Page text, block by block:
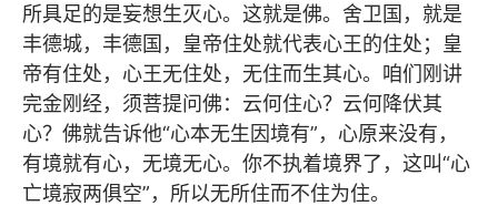
所具足的是妄想生灭心。这就是佛。舍卫国，就是
丰德城，丰德国，皇帝住处就代表心王的住处；皇
帝有住处，心王无住处，无住而生其心。咱们刚讲
完金刚经，须菩提问佛：云何住心？云何降伏其
心？佛就告诉他“心本无生因境有”，心原来没有，
有境就有心，无境无心。你不执着境界了，这叫“心
亡境寂两俱空”，所以无所住而不住为住。